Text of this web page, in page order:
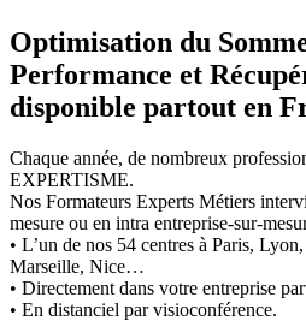
Optimisation du
Performance et
disponible partout en
Chaque année, de nombreux
EXPERTISME.
Nos Formateurs Experts Métiers
mesure ou en intra entreprise-sur-
• L’un de nos 54 centres à Paris,
Marseille, Nice…
• Directement dans votre entreprise
• En distanciel par visioconférence.